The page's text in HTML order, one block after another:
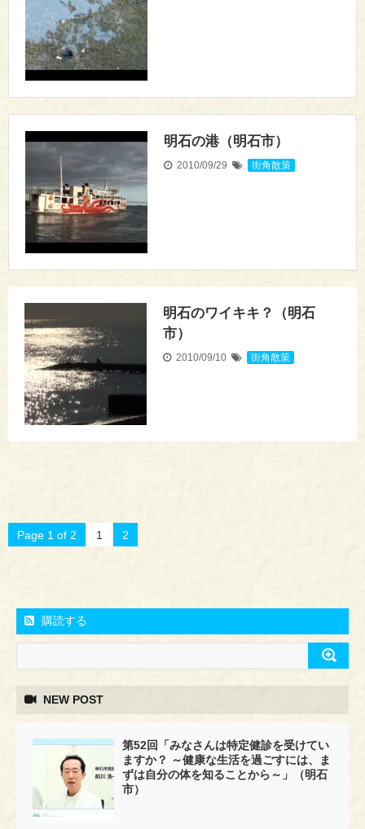
明石の港（明石市）
2010/09/29 街角散策
明石のワイキキ？（明石
市）
2010/09/10 街角散策
Page 1 of 2 1 2
購読する
NEW POST
第52回「みなさんは特定健診を受けてい
ますか？ ～健康な生活を過ごすには、ま
ずは自分の体を知ることから～」（明石
市）